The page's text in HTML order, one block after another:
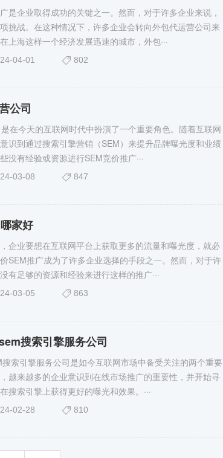
是企业取得成功的关键之一。然而，对于许多企业来说，
挑战。在这种情况下，许多企业会转向外包代运营公司来
上海这样一个经济发展迅速的城市，外包···
04-01 802
公司
在今天的互联网时代中扮演了一个重要角色。随着互联网
识到通过搜索引擎营销（SEM）来提升品牌曝光度和业绩
没有经验或资源进行SEM竞价推广···
03-08 847
家好
企业要想在互联网平台上获取更多的流量和曝光度，就必
SEM推广成为了许多企业选择的手段之一。然而，对于许
有足够的资源和经验来进行这样的推广···
03-05 863
搜索引擎服务公司
索引擎服务公司是如今互联网市场中备受关注的两个重要
越来越多的企业意识到在线市场推广的重要性，并开始寻
搜索引擎上获得更好的曝光和效果。···
02-28 810